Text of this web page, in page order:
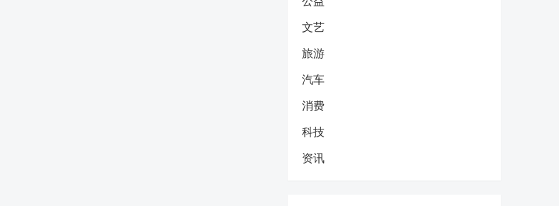
文艺
旅游
汽车
消费
科技
资讯